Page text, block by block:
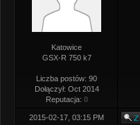
Katowice
GSX-R 750 k7
Liczba postów: 90
Dołączył: Oct 2014
Reputacja: 0
2015-02-17, 03:15 PM